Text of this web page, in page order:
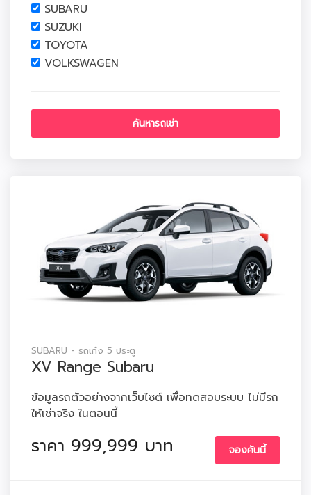
SUBARU
SUZUKI
TOYOTA
VOLKSWAGEN
SUBARU - รถเก๋ง 5 ประตู
XV Range Subaru
ข้อมูลรถตัวอย่างจากเว็บไซต์ เพื่อทดสอบระบบ ไม่มีรถ
ให้เช่าจริง ในตอนนี้
ราคา 999,999 บาท จองคันนี้